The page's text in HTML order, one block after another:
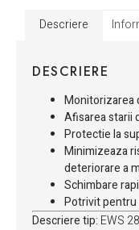
Descriere
DESCRIERE
Monitorizarea
Afisarea starii
Protectie la
Minimizeaza
deteriorare a
Schimbare
Potrivit
Descriere tip: EWS